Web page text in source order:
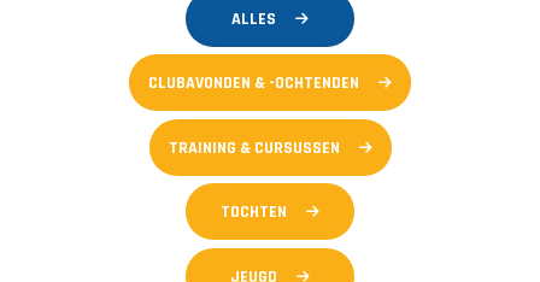
ALLES
CLUBAVONDEN & -OCHTENDEN
TRAINING & CURSUSSEN
TOCHTEN
JEUGD